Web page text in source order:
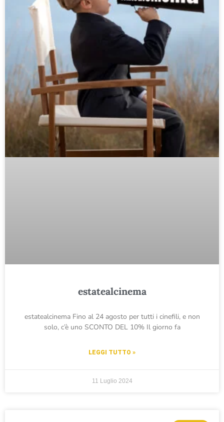
estatealcinema
estatealcinema Fino al 24 agosto per tutti i cinefili, e non
solo, c’è uno SCONTO DEL 10% Il giorno fa
LEGGI TUTTO »
11 Luglio 2024